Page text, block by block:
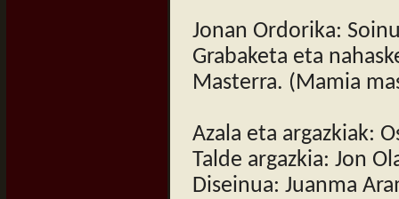
Jonan Ordorika:
Grabaketa eta
Masterra. (Mamia
Azala eta argazkiak:
Talde argazkia: Jon
Diseinua: Juanma